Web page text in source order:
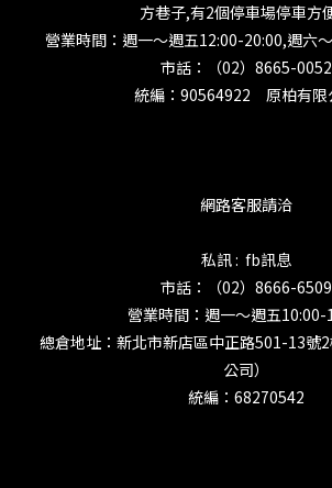
方巷子,有2個停車場停車方便
營業時間：週一～週五12:00-20:00,週六
市話：（02）8665-0052
統編：90564922 原柏有限
網路客服請洽
私訊 : fb訊息
市話：（02）8666-6509
營業時間：週一～週五10:00-
總倉地址：新北市新店區中正路501-13號
公司）
統編：68270542